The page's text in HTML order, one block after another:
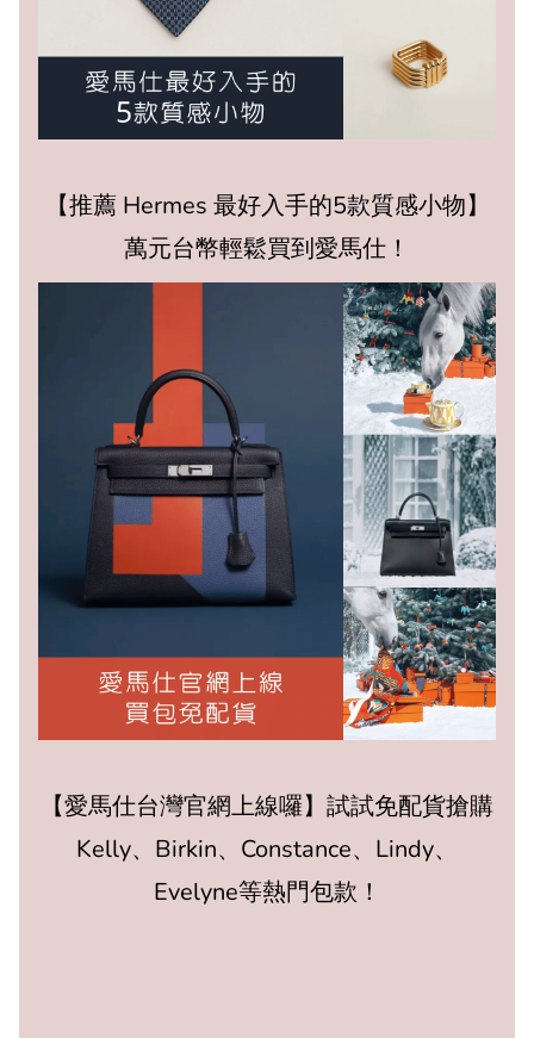
【推薦 Hermes 最好入手的5款質感小物】
萬元台幣輕鬆買到愛馬仕！
【愛馬仕台灣官網上線囉】試試免配貨搶購
Kelly、Birkin、Constance、Lindy、
Evelyne等熱門包款！